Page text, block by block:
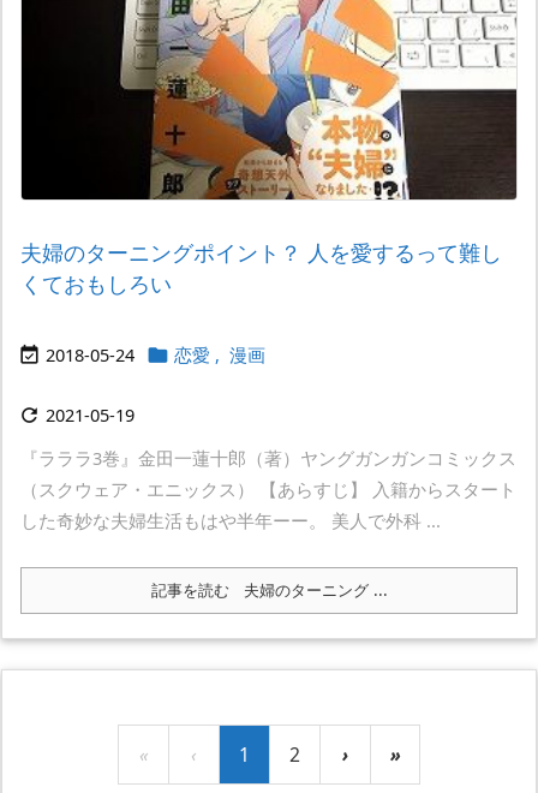
夫婦のターニングポイント？ 人を愛するって難し
くておもしろい
 2018-05-24  恋愛 , 漫画
 2021-05-19
『ラララ3巻』金田一蓮十郎（著）ヤングガンガンコミックス
（スクウェア・エニックス） 【あらすじ】 入籍からスタート
した奇妙な夫婦生活もはや半年ーー。 美人で外科 ...
記事を読む 夫婦のターニング ...
« ‹ 1 2 › »